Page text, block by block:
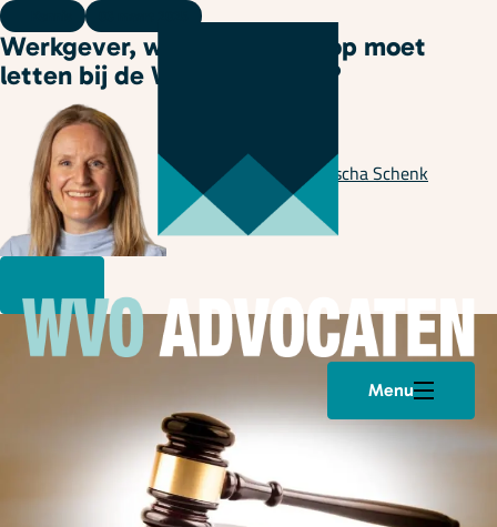
Menu
Onze specialisaties
Plan een afspraak
Werkgever, weet jij waar je op moet
letten bij de WIA-beslissing?
Geschreven door Natascha Schenk